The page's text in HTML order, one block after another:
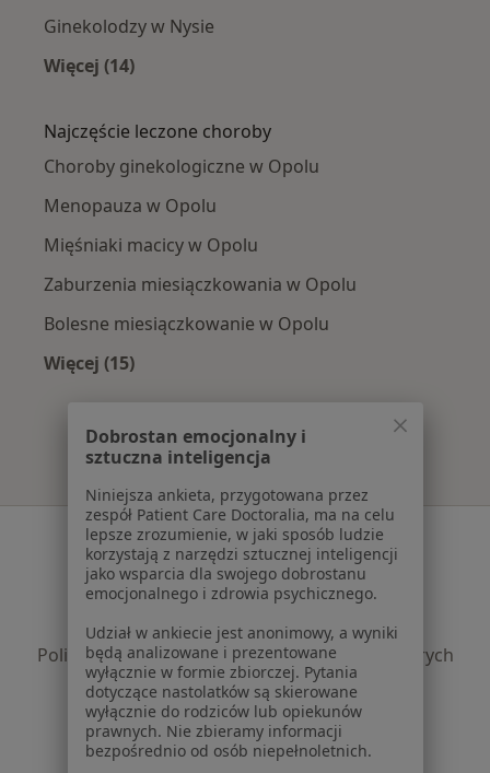
Ginekolodzy w Nysie
Więcej (14)
Najczęście leczone choroby
Choroby ginekologiczne w Opolu
Menopauza w Opolu
Mięśniaki macicy w Opolu
Zaburzenia miesiączkowania w Opolu
Bolesne miesiączkowanie w Opolu
Więcej (15)
Serwis
Regulamin
Polityka prywatności pacjentów
Polityka prywatności profesjonalistów
Polityka prywatności dla profesjonalistów, których
dane pozyskaliśmy samodzielnie
Polityka cookies
Jak działają wyniki wyszukiwania
Dostępność
Dobrostan emocjonalny i
sztuczna inteligencja
Niniejsza ankieta, przygotowana przez
zespół Patient Care Doctoralia, ma na celu
lepsze zrozumienie, w jaki sposób ludzie
korzystają z narzędzi sztucznej inteligencji
jako wsparcia dla swojego dobrostanu
emocjonalnego i zdrowia psychicznego.
Udział w ankiecie jest anonimowy, a wyniki
będą analizowane i prezentowane
wyłącznie w formie zbiorczej. Pytania
dotyczące nastolatków są skierowane
wyłącznie do rodziców lub opiekunów
prawnych. Nie zbieramy informacji
bezpośrednio od osób niepełnoletnich.